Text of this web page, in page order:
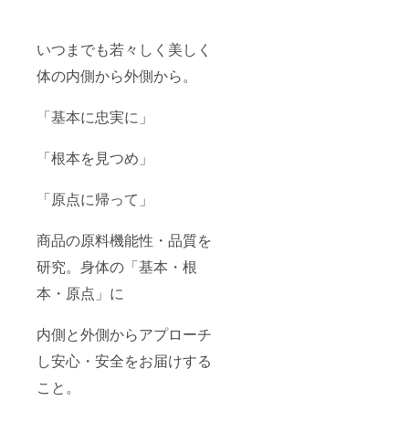
いつまでも若々しく美しく
体の内側から外側から。
「基本に忠実に」
「根本を見つめ」
「原点に帰って」
商品の原料機能性・品質を
研究。身体の「基本・根
本・原点」に
内側と外側からアプローチ
し安心・安全をお届けする
こと。